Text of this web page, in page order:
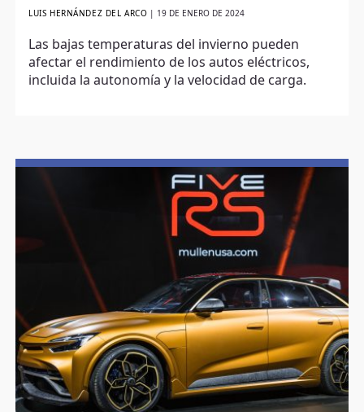
LUIS HERNÁNDEZ DEL ARCO 19 DE ENERO DE 2024
Las bajas temperaturas del invierno pueden
afectar el rendimiento de los autos eléctricos,
incluida la autonomía y la velocidad de carga.